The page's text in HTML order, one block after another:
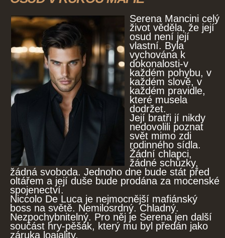
Serena Mancini celý
život věděla, že její
osud není její
vlastní. Byla
vychována k
dokonalosti-v
každém pohybu, v
každém slově, v
každém pravidle,
které musela
dodržet.
Její bratři jí nikdy
nedovolili poznat
svět mimo zdi
rodinného sídla.
Žádní chlapci,
žádné schůzky,
žádná svoboda. Jednoho dne bude stát před
oltářem a její duše bude prodána za mocenské
spojenectví.
Niccolo De Luca je nejmocnější mafiánský
boss na světě. Nemilosrdný. Chladný.
Nezpochybnitelný. Pro něj je Serena jen další
součást hry-pěšák, který mu byl předán jako
záruka loajality.